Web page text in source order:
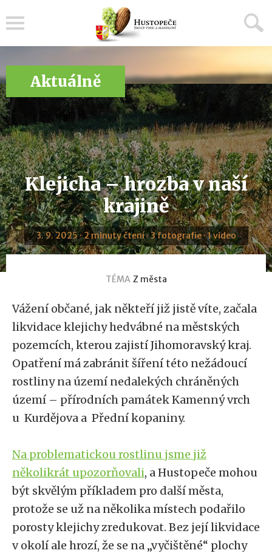
Aktuálně
Klejicha – hrozba v naší
krajině
3. 9. 2025 · 2 minuty čtení · 3 fotografie · 1 video
TÉMA Z města
Vážení občané, jak někteří již jistě víte, začala
likvidace klejichy hedvábné na městských
pozemcích, kterou zajistí Jihomoravský kraj.
Opatření má zabránit šíření této nežádoucí
rostliny na území nedalekých chráněných
území – přírodních památek Kamenný vrch
u Kurdějova a Přední kopaniny.
Na problematickou rostlinu jsme již
několikrát upozorňovali, a Hustopeče mohou
být skvělým příkladem pro další města,
protože se už na několika místech podařilo
porosty klejichy zredukovat. Bez její likvidace
v okolí ale hrozí, že se na „vyčištěné“ plochy